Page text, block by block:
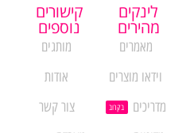
לינקים
מהירים
מאמרים
וידאו מוצרים
מדריכים
בקרוב
קישורים
נוספים
מותגים
אודות
צור קשר